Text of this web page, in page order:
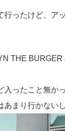
行ったけど、ア
THE BURGER
ったこと無かっ
まり行かないし